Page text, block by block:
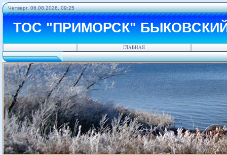
Четверг, 06.08.2026, 09:25
ТОС "ПРИМОРСК"
ГЛАВНАЯ